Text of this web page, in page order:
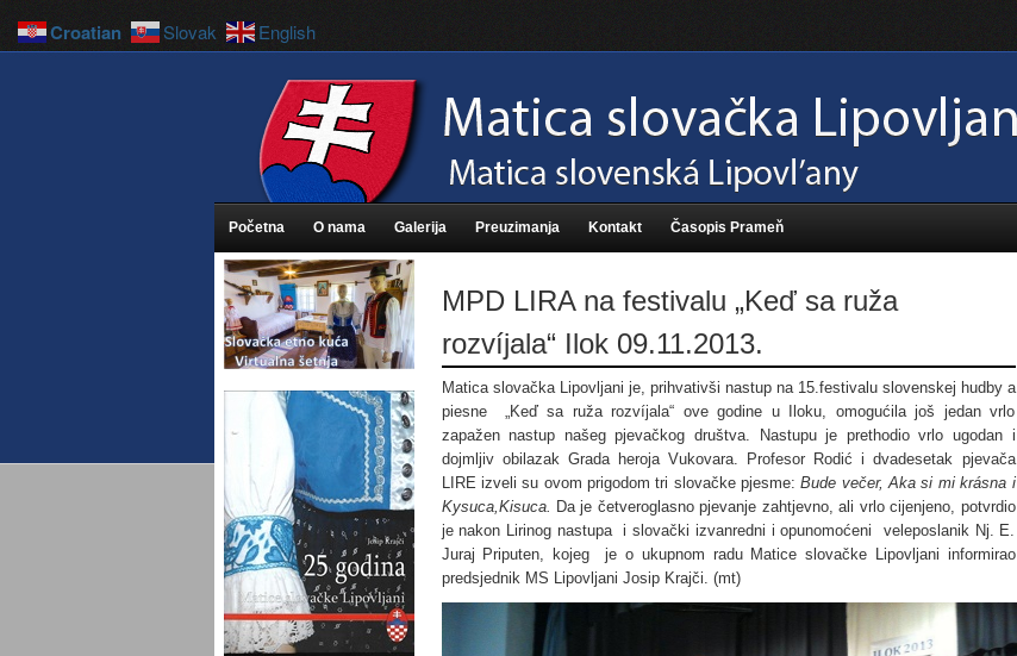
Početna O nama Galerija Preuzimanja Kontakt Časopis Prameň
MPD LIRA na festivalu „Keď sa ruža
rozvíjala“ Ilok 09.11.2013.
Matica slovačka Lipovljani je, prihvativši nastup na 15.festivalu slovenskej hudby a
piesne „Keď sa ruža rozvíjala“ ove godine u Iloku, omogućila još jedan vrlo
zapažen nastup našeg pjevačkog društva. Nastupu je prethodio vrlo ugodan i
dojmljiv obilazak Grada heroja Vukovara. Profesor Rodić i dvadesetak pjevača
LIRE izveli su ovom prigodom tri slovačke pjesme:Bude večer, Aka si mi krásna i
Kysuca,Kisuca. Da je četveroglasno pjevanje zahtjevno, ali vrlo cijenjeno, potvrdio
je nakon Lirinog nastupa i slovački izvanredni i opunomoćeni veleposlanik Nj. E.
Juraj Priputen, kojeg je o ukupnom radu Matice slovačke Lipovljani informirao
predsjednik MS Lipovljani Josip Krajči. (mt)
Croatian Slovak English